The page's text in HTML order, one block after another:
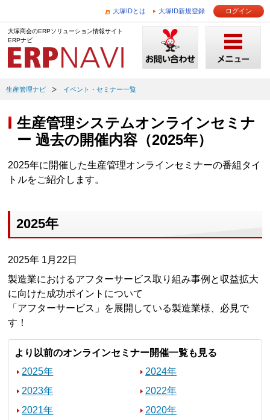
大塚IDとは 大塚ID新規登録 ログイン
大塚商会のERPソリューション情報サイト
ERPナビ
生産管理ナビ イベント・セミナー一覧
生産管理システムオンラインセミナ
ー 過去の開催内容（2025年）
2025年に開催した生産管理オンラインセミナーの番組タイ
トルをご紹介します。
2025年
2025年 1月22日
製造業におけるアフターサービス取り組み事例と収益拡大
に向けた成功ポイントについて
「アフターサービス」を展開している製造業様、必見で
す！
より以前のオンラインセミナー開催一覧も見る
2025年
2024年
2023年
2022年
2021年
2020年